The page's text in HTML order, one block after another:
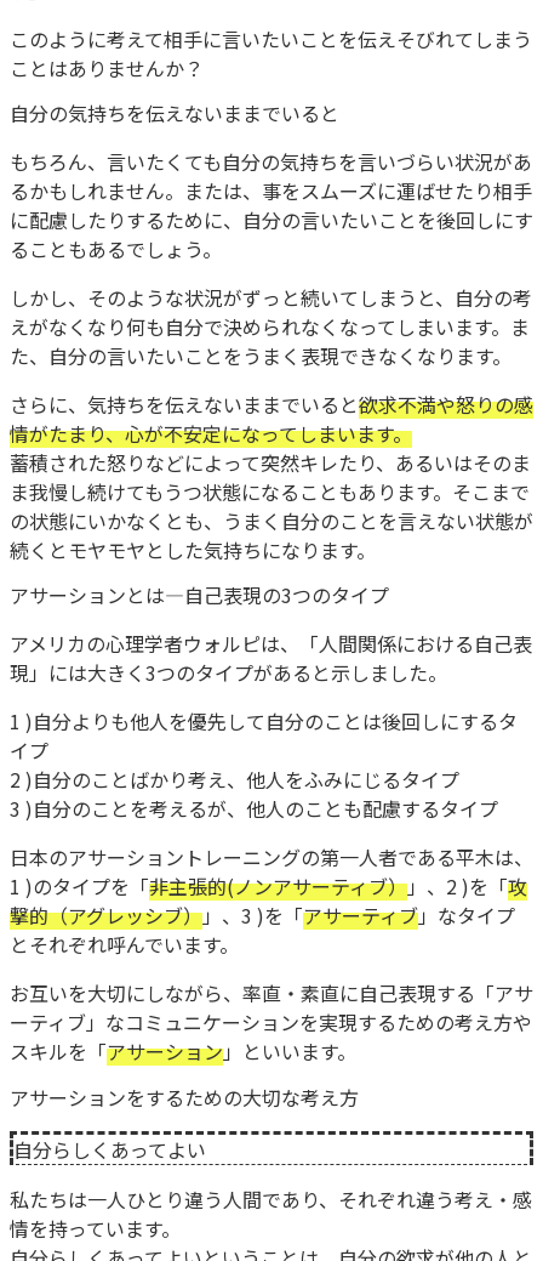
このように考えて相手に言いたいことを伝えそびれてしまう
ことはありませんか？
自分の気持ちを伝えないままでいると
もちろん、言いたくても自分の気持ちを言いづらい状況があ
るかもしれません。または、事をスムーズに運ばせたり相手
に配慮したりするために、自分の言いたいことを後回しにす
ることもあるでしょう。
しかし、そのような状況がずっと続いてしまうと、自分の考
えがなくなり何も自分で決められなくなってしまいます。ま
た、自分の言いたいことをうまく表現できなくなります。
さらに、気持ちを伝えないままでいると欲求不満や怒りの感
情がたまり、心が不安定になってしまいます。
蓄積された怒りなどによって突然キレたり、あるいはそのま
ま我慢し続けてもうつ状態になることもあります。そこまで
の状態にいかなくとも、うまく自分のことを言えない状態が
続くとモヤモヤとした気持ちになります。
アサーションとは―自己表現の3つのタイプ
アメリカの心理学者ウォルピは、「人間関係における自己表
現」には大きく3つのタイプがあると示しました。
1 )自分よりも他人を優先して自分のことは後回しにするタ
イプ
2 )自分のことばかり考え、他人をふみにじるタイプ
3 )自分のことを考えるが、他人のことも配慮するタイプ
日本のアサーショントレーニングの第一人者である平木は、
1 )のタイプを「非主張的(ノンアサーティブ）」、2 )を「攻
撃的（アグレッシブ）」、3 )を「アサーティブ」なタイプ
とそれぞれ呼んでいます。
お互いを大切にしながら、率直・素直に自己表現する「アサ
ーティブ」なコミュニケーションを実現するための考え方や
スキルを「アサーション」といいます。
アサーションをするための大切な考え方
自分らしくあってよい
私たちは一人ひとり違う人間であり、それぞれ違う考え・感
情を持っています。